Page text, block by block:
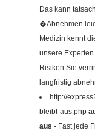
Das kann
�Abnehmen
Medizin kennt
unsere
Risiken Sie
langfristig
http://
bleibt-aus.php
aus - Fast jede